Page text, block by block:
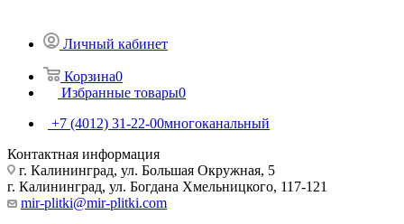
Личный кабинет
Корзина0
Избранные товары0
+7 (4012) 31-22-00многоканальный
Контактная информация
г. Калининград, ул. Большая Окружная, 5
г. Калининград, ул. Богдана Хмельницкого, 117-121
mir-plitki@mir-plitki.com